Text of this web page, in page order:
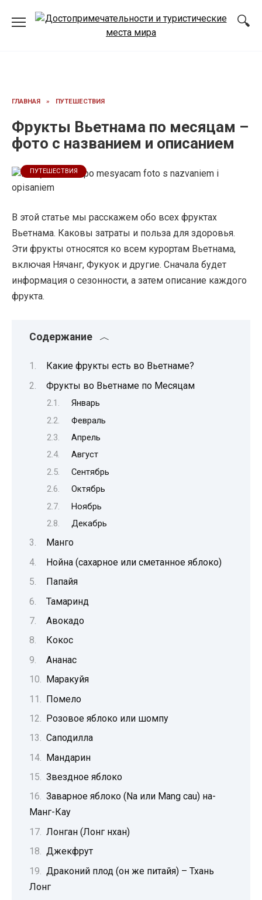
ГЛАВНАЯ » ПУТЕШЕСТВИЯ
Фрукты Вьетнама по месяцам –
фото с названием и описанием
ПУТЕШЕСТВИЯ
В этой статье мы расскажем обо всех фруктах
Вьетнама. Каковы затраты и польза для здоровья.
Эти фрукты относятся ко всем курортам Вьетнама,
включая Нячанг, Фукуок и другие. Сначала будет
информация о сезонности, а затем описание каждого
фрукта.
Содержание
Какие фрукты есть во Вьетнаме?
Фрукты во Вьетнаме по Месяцам
Январь
Февраль
Апрель
Август
Сентябрь
Октябрь
Ноябрь
Декабрь
Манго
Нойна (сахарное или сметанное яблоко)
Папайя
Тамаринд
Авокадо
Кокос
Ананас
Маракуйя
Помело
Розовое яблоко или шомпу
Саподилла
Мандарин
Звездное яблоко
Заварное яблоко (Na или Mang cau) на-
Манг-Кау
Лонган (Лонг нхан)
Джекфрут
Драконий плод (он же питайя) – Тхань
Лонг